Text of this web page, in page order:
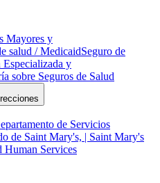
Mayores y
salud / MedicaidSeguro de
y
sobre Seguros de Salud
de Servicios
de Saint Mary's, | Saint Mary's
Human Services